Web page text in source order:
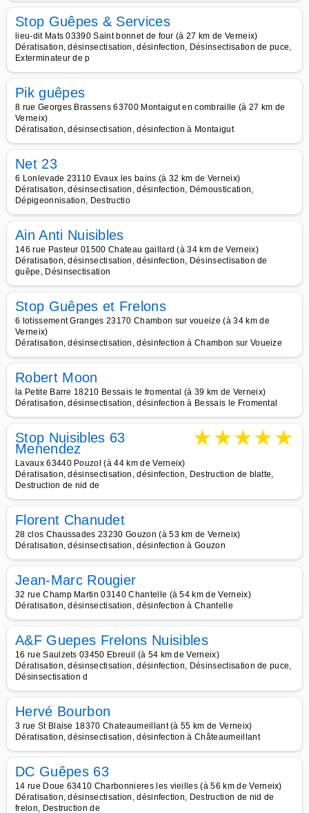
Stop Guêpes & Services
lieu-dit Mats 03390 Saint bonnet de four (à 27 km de Verneix)
Dératisation, désinsectisation, désinfection, Désinsectisation de puce,
Exterminateur de p
Pik guêpes
8 rue Georges Brassens 63700 Montaigut en combraille (à 27 km de
Verneix)
Dératisation, désinsectisation, désinfection à Montaigut
Net 23
6 Lonlevade 23110 Evaux les bains (à 32 km de Verneix)
Dératisation, désinsectisation, désinfection, Démoustication,
Dépigeonnisation, Destructio
Ain Anti Nuisibles
146 rue Pasteur 01500 Chateau gaillard (à 34 km de Verneix)
Dératisation, désinsectisation, désinfection, Désinsectisation de
guêpe, Désinsectisation
Stop Guêpes et Frelons
6 lotissement Granges 23170 Chambon sur voueize (à 34 km de
Verneix)
Dératisation, désinsectisation, désinfection à Chambon sur Voueize
Robert Moon
la Petite Barre 18210 Bessais le fromental (à 39 km de Verneix)
Dératisation, désinsectisation, désinfection à Bessais le Fromental
Stop Nuisibles 63
Menendez ★★★★★
Lavaux 63440 Pouzol (à 44 km de Verneix)
Dératisation, désinsectisation, désinfection, Destruction de blatte,
Destruction de nid de
Florent Chanudet
28 clos Chaussades 23230 Gouzon (à 53 km de Verneix)
Dératisation, désinsectisation, désinfection à Gouzon
Jean-Marc Rougier
32 rue Champ Martin 03140 Chantelle (à 54 km de Verneix)
Dératisation, désinsectisation, désinfection à Chantelle
A&F Guepes Frelons Nuisibles
16 rue Saulzets 03450 Ebreuil (à 54 km de Verneix)
Dératisation, désinsectisation, désinfection, Désinsectisation de puce,
Désinsectisation d
Hervé Bourbon
3 rue St Blaise 18370 Chateaumeillant (à 55 km de Verneix)
Dératisation, désinsectisation, désinfection à Châteaumeillant
DC Guêpes 63
14 rue Doue 63410 Charbonnieres les vieilles (à 56 km de Verneix)
Dératisation, désinsectisation, désinfection, Destruction de nid de
frelon, Destruction de